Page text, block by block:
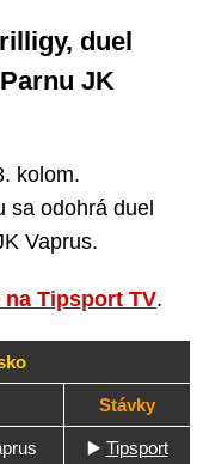
duel
JK
kolom.
sa odohrá duel
Vaprus.
Tipsport TV.
Stávky
▶️ Tipsport